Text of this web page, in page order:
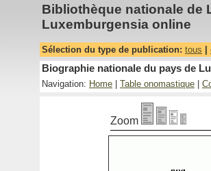
Bibliothèque nationale de
Luxemburgensia online
Sélection du type de publication: tous
Biographie nationale du pays de
Navigation: Home Table onomastique
Zoom